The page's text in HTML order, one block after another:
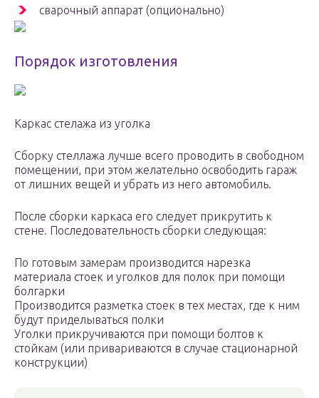
сварочный аппарат (опционально)
Порядок изготовления
Каркас стелажа из уголка
Сборку стеллажа лучше всего проводить в свободном
помещении, при этом желательно освободить гараж
от лишних вещей и убрать из него автомобиль.
После сборки каркаса его следует прикрутить к
стене. Последовательность сборки следующая:
По готовым замерам производится нарезка
материала стоек и уголков для полок при помощи
болгарки
Производится разметка стоек в тех местах, где к ним
будут приделываться полки
Уголки прикручиваются при помощи болтов к
стойкам (или привариваются в случае стационарной
конструкции)